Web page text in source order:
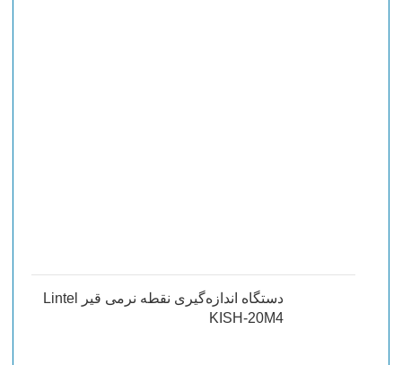
دستگاه اندازه‌گیری نقطه نرمی قیر Lintel
KISH-20M4